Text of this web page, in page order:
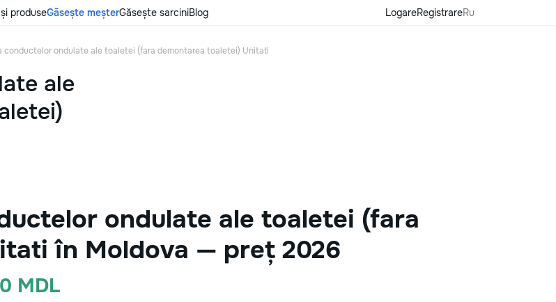
produseGăsește meșterGăsește sarciniBlog LogareRegistrareRu
conductelor ondulate ale toaletei (fara demontarea toaletei) Unitati
ale
ondulate ale toaletei (fara
în Moldova — preț 2026
MDL